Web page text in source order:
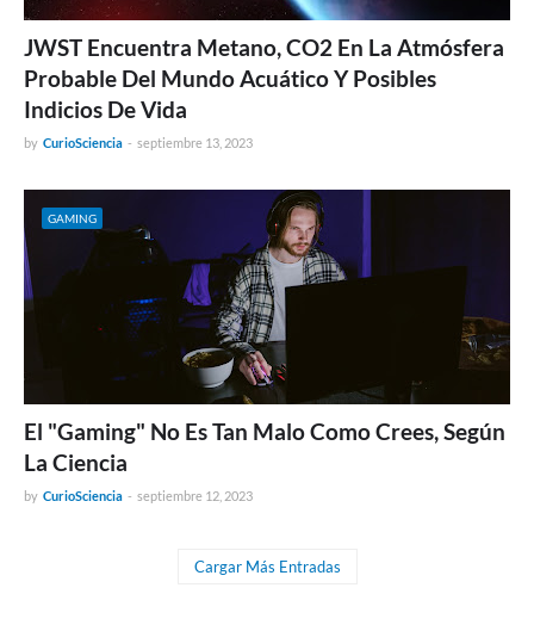
JWST Encuentra Metano, CO2 En La Atmósfera
Probable Del Mundo Acuático Y Posibles
Indicios De Vida
by CurioSciencia - septiembre 13, 2023
GAMING
El "Gaming" No Es Tan Malo Como Crees, Según
La Ciencia
by CurioSciencia - septiembre 12, 2023
Cargar Más Entradas